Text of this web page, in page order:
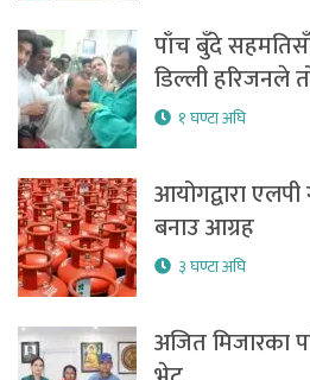
पाँच बुँदे
डिल्ली हरिजनले
१ घण्टा अघि
आयोगद्वारा
बनाउ आग्रह
३ घण्टा अघि
अजित मिजारका